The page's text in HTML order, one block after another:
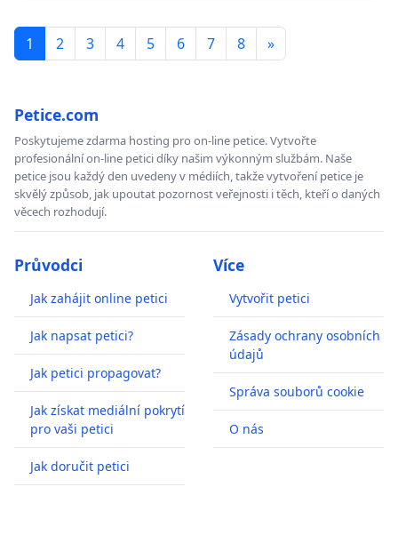
1 2 3 4 5 6 7 8 »
Petice.com
Poskytujeme zdarma hosting pro on-line petice. Vytvořte
profesionální on-line petici díky našim výkonným službám. Naše
petice jsou každý den uvedeny v médiích, takže vytvoření petice je
skvělý způsob, jak upoutat pozornost veřejnosti i těch, kteří o daných
věcech rozhodují.
Průvodci
Jak zahájit online petici
Jak napsat petici?
Jak petici propagovat?
Jak získat mediální pokrytí
pro vaši petici
Jak doručit petici
Více
Vytvořit petici
Zásady ochrany osobních
údajů
Správa souborů cookie
O nás